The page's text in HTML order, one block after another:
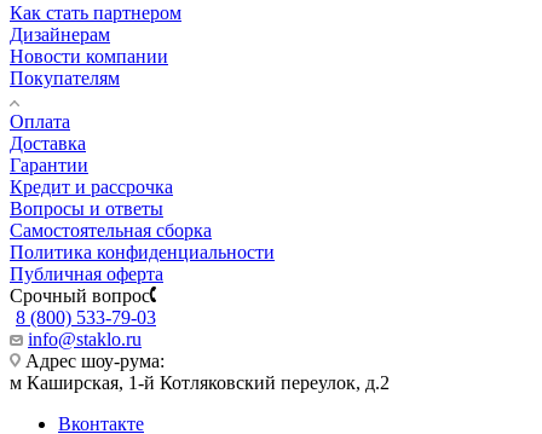
Как стать партнером
Дизайнерам
Новости компании
Покупателям
Оплата
Доставка
Гарантии
Кредит и рассрочка
Вопросы и ответы
Самостоятельная сборка
Политика конфиденциальности
Публичная оферта
Срочный вопрос
8 (800) 533-79-03
info@staklo.ru
Адрес шоу-рума:
м Каширская, 1-й Котляковский переулок, д.2
Вконтакте